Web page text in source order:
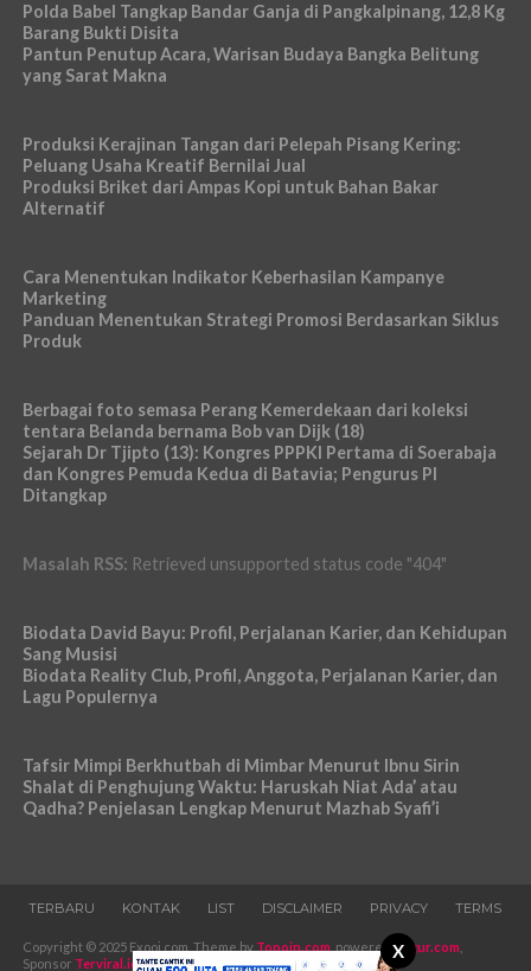
X
Polda Babel Tangkap Bandar Ganja di Pangkalpinang, 12,8 Kg
Barang Bukti Disita
Pantun Penutup Acara, Warisan Budaya Bangka Belitung
yang Sarat Makna
Produksi Kerajinan Tangan dari Pelepah Pisang Kering:
Peluang Usaha Kreatif Bernilai Jual
Produksi Briket dari Ampas Kopi untuk Bahan Bakar
Alternatif
Cara Menentukan Indikator Keberhasilan Kampanye
Marketing
Panduan Menentukan Strategi Promosi Berdasarkan Siklus
Produk
Berbagai foto semasa Perang Kemerdekaan dari koleksi
tentara Belanda bernama Bob van Dijk (18)
Sejarah Dr Tjipto (13): Kongres PPPKI Pertama di Soerabaja
dan Kongres Pemuda Kedua di Batavia; Pengurus PI
Ditangkap
Masalah RSS: Retrieved unsupported status code "404"
Biodata David Bayu: Profil, Perjalanan Karier, dan Kehidupan
Sang Musisi
Biodata Reality Club, Profil, Anggota, Perjalanan Karier, dan
Lagu Populernya
Tafsir Mimpi Berkhutbah di Mimbar Menurut Ibnu Sirin
Shalat di Penghujung Waktu: Haruskah Niat Ada’ atau
Qadha? Penjelasan Lengkap Menurut Mazhab Syafi’i
TERBARU KONTAK LIST DISCLAIMER PRIVACY TERMS
Copyright © 2025 Exooi.com. Theme by Topoin.com , poweredPugur.com
Sponsor Terviral.id-Iklans.com.